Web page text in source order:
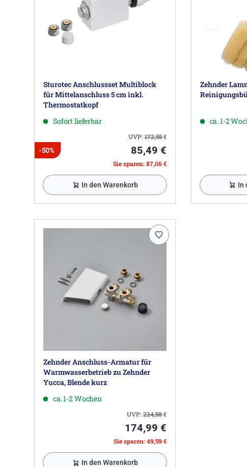
Sturotec Anschlussset Multiblock
für Mittelanschluss 5 cm inkl.
Thermostatkopf
Sofort lieferbar
UVP:172,55€
-50% 85,49 €
Sie sparen: 87,06 €
In den Warenkorb
Zehnder
ca. 1-2
In
Zehnder Anschluss-Armatur für
Warmwasserbetrieb zu Zehnder
Yucca, Blende kurz
ca. 1-2 Wochen
UVP:224,58€
174,99 €
Sie sparen: 49,59 €
In den Warenkorb